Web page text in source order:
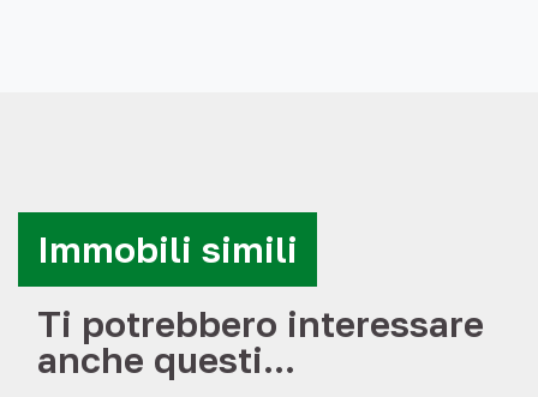
Immobili simili
Ti potrebbero interessare
anche questi...